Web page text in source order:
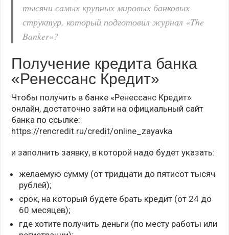
тысячи самых крупных мировых банковых
структур, который подготовил журнал «The
Banker»?
Получение кредита банка
«Ренессанс Кредит»
Чтобы получить в банке «Ренессанс Кредит»
онлайн, достаточно зайти на официальный сайт
банка по ссылке:
https://rencredit.ru/credit/online_zayavka
и заполнить заявку, в которой надо будет указать:
желаемую сумму (от тридцати до пятисот тысяч
рублей);
срок, на который будете брать кредит (от 24 до
60 месяцев);
где хотите получить деньги (по месту работы или